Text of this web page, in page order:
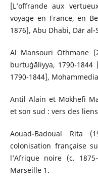
[L’offrande aux
voyage en France, en
1876], Abu Dhabi, Dār al-
Al Mansouri Othmane
burtuġāliyya, 1790-1844
1790-1844],
Antil Alain et Mokhefi
et son sud : vers des
Aouad-Badoual Rita
colonisation française
l’Afrique noire (c.
Marseille 1.